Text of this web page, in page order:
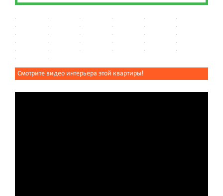
Смотрите видео интерьера этой квартиры!